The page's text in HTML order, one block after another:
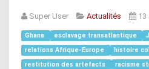
Super User Actualités 13
Ghana esclavage transatlantique
relations Afrique-Europe
histoire
restitution des artefacts
racisme